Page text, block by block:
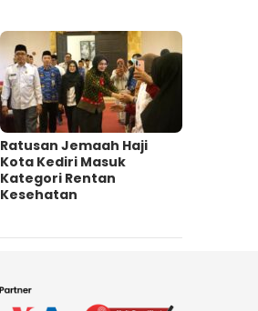
‎Ratusan Jemaah Haji
Kota Kediri Masuk
Kategori Rentan
Kesehatan